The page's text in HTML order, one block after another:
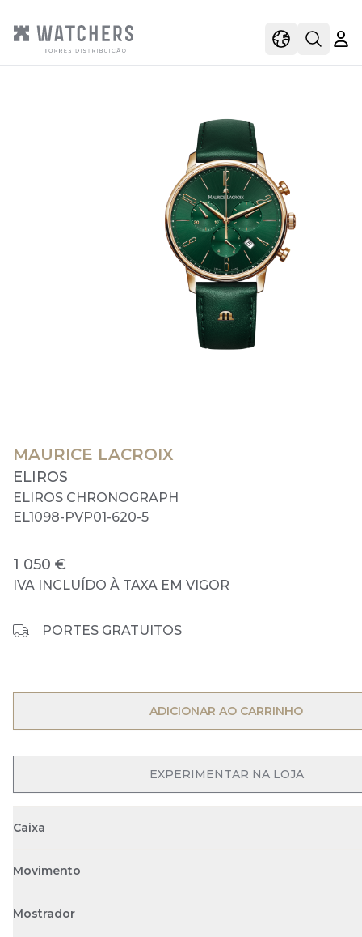
viewOpen
MAURICE LACROIX
ELIROS
ELIROS CHRONOGRAPH
EL1098-PVP01-620-5
1 050 €
IVA INCLUÍDO À TAXA EM VIGOR
PORTES GRATUITOS
OPEN MENU
ADICIONAR AO CARRINHO
EXPERIMENTAR NA LOJA
Caixa
Movimento
Mostrador